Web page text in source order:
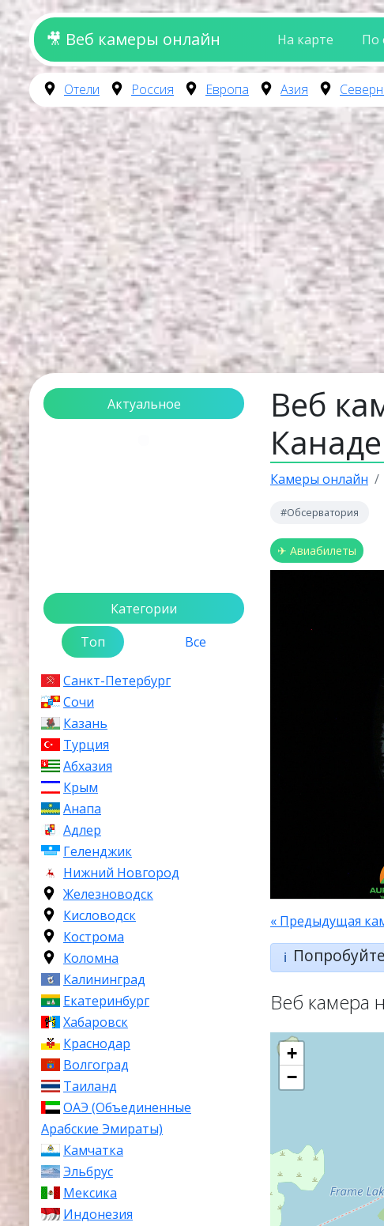
🎥 Веб камеры онлайн На карте По
Отели Россия Европа Азия
Актуальное
Категории
Топ
Все
Санкт-Петербург
Сочи
Казань
Турция
Абхазия
Крым
Анапа
Адлер
Геленджик
Нижний Новгород
Железноводск
Кисловодск
Кострома
Коломна
Калининград
Екатеринбург
Хабаровск
Краснодар
Волгоград
Таиланд
ОАЭ (Объединенные
Арабские Эмираты)
Камчатка
Эльбрус
Мексика
Индонезия
Веб
Камеры онлайн
#Обсерватория
✈ Авиабилеты
« Предыдущая
ℹ️
Веб камера
+
−